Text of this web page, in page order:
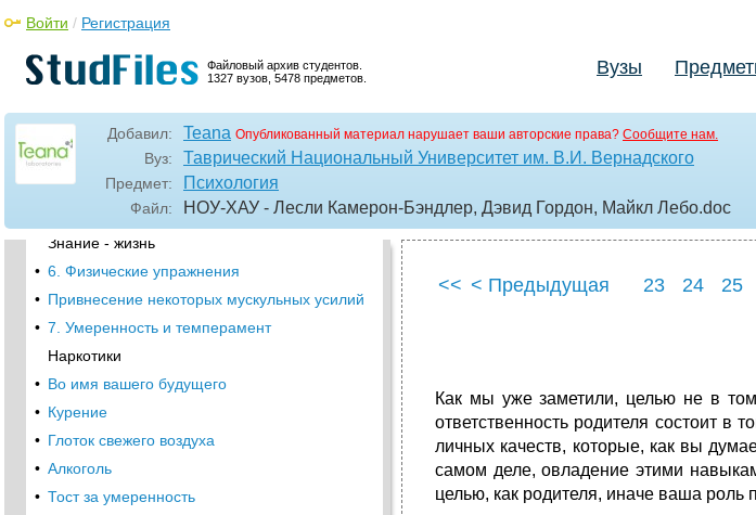
Файловый архив студентов.
1327 вузов, 5478 предметов.
Войти / Регистрация
Вузы
Добавил: Teana Опубликованный материал нарушает ваши авторские права? Сообщите нам.
Вуз: Таврический Национальный Университет им. В.И. Вернадского
Предмет: Психология
Файл: НОУ-ХАУ - Лесли Камерон-Бэндлер, Дэвид Гордон, Майкл Лебо.doc
Планирование
Обладание
Планирование
Действие
Обладание
Знание - жизнь
• 6. Физические упражнения
• Привнесение некоторых мускульных усилий
• 7. Умеренность и темперамент
Наркотики
• Во имя вашего будущего
• Курение
• Глоток свежего воздуха
• Алкоголь
• Тост за умеренность
<< < Предыдущая 23 24 25
Как мы уже заметили, целью не в
ответственность родителя состоит
личных качеств, которые, как вы
самом деле, овладение этими
целью, как родителя, иначе ваша роль